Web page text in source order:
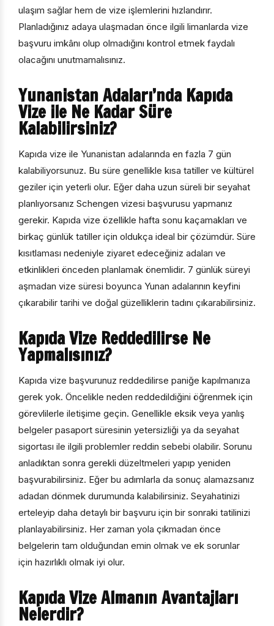
Tercihleri Kaydet
ulaşım sağlar hem de vize işlemlerini hızlandırır.
Planladığınız adaya ulaşmadan önce ilgili limanlarda vize
başvuru imkânı olup olmadığını kontrol etmek faydalı
olacağını unutmamalısınız.
Yunanistan Adaları’nda Kapıda
Vize ile Ne Kadar Süre
Kalabilirsiniz?
Kapıda vize ile Yunanistan adalarında en fazla 7 gün
kalabiliyorsunuz. Bu süre genellikle kısa tatiller ve kültürel
geziler için yeterli olur. Eğer daha uzun süreli bir seyahat
planlıyorsanız Schengen vizesi başvurusu yapmanız
gerekir. Kapıda vize özellikle hafta sonu kaçamakları ve
birkaç günlük tatiller için oldukça ideal bir çözümdür. Süre
kısıtlaması nedeniyle ziyaret edeceğiniz adaları ve
etkinlikleri önceden planlamak önemlidir. 7 günlük süreyi
aşmadan vize süresi boyunca Yunan adalarının keyfini
çıkarabilir tarihi ve doğal güzelliklerin tadını çıkarabilirsiniz.
Kapıda Vize Reddedilirse Ne
Yapmalısınız?
Kapıda vize başvurunuz reddedilirse paniğe kapılmanıza
gerek yok. Öncelikle neden reddedildiğini öğrenmek için
görevlilerle iletişime geçin. Genellikle eksik veya yanlış
belgeler pasaport süresinin yetersizliği ya da seyahat
sigortası ile ilgili problemler reddin sebebi olabilir. Sorunu
anladıktan sonra gerekli düzeltmeleri yapıp yeniden
başvurabilirsiniz. Eğer bu adımlarla da sonuç alamazsanız
adadan dönmek durumunda kalabilirsiniz. Seyahatinizi
erteleyip daha detaylı bir başvuru için bir sonraki tatilinizi
planlayabilirsiniz. Her zaman yola çıkmadan önce
belgelerin tam olduğundan emin olmak ve ek sorunlar
için hazırlıklı olmak iyi olur.
Kapıda Vize Almanın Avantajları
Nelerdir?